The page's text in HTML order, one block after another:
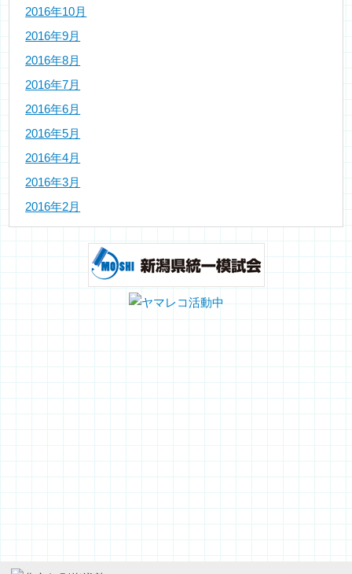
2016年10月
2016年9月
2016年8月
2016年7月
2016年6月
2016年5月
2016年4月
2016年3月
2016年2月